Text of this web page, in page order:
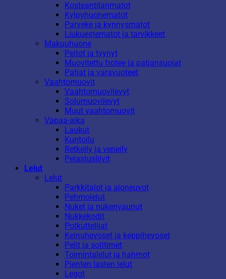
Kosteantilanmatot
Kylpyhuonematot
Parveke ja kynnysmatot
Liukuestematot ja tarvikkeet
Makuuhuone
Peitot ja tyynyt
Muovitettu frotee ja patjansuojat
Patjat ja varavuoteet
Vaahtomuovit
Vaahtomuovilevyt
Solumuovilevyt
Muut vaahtomuovit
Vapaa-aika
Laukut
Kuntoilu
Retkeily ja veneily
Pelastusliivit
Lelut
Lelut
Parkkitalot ja ajoneuvot
Pehmolelut
Nuket ja nukenvaunut
Nukkekodit
Potkuttelijat
Keinuhevoset ja keppihevoset
Pelit ja soittimet
Toimintalelut ja hahmot
Pienten lasten lelut
Legot